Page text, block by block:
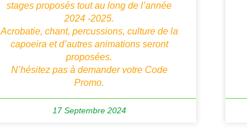
stages proposés tout au long de l’année
2024 -2025.
Acrobatie, chant, percussions, culture de la
capoeira et d’autres animations seront
proposées.
N’hésitez pas à demander votre Code
Promo.
17 Septembre 2024